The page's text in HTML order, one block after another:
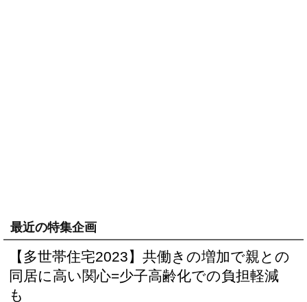
最近の特集企画
【多世帯住宅2023】共働きの増加で親との
同居に高い関心=少子高齢化での負担軽減
も